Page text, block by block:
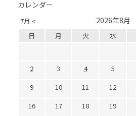
カレンダー
7月 < 2026年8月
日 月 火 水
2
3 4 5
9
10 11 12
16
17 18 19